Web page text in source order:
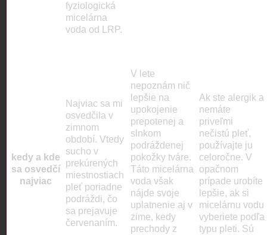
fyziologická
micelárna
voda od LRP.
kedy a kde
sa osvedčí
najviac
Najviac sa mi
osvedčila v
zimnom
období. Vtedy
sucho v
prekúrených
miestnostiach
pleť poriadne
podráždi, čo
sa prejavuje
červenaním.
V lete
nepoznám nič
lepšie na
upokojenie
prepotenej a
slnkom
podráždenej
pokožky tváre.
Táto micelárna
voda však
nájde svoje
uplatnenie aj v
zime, kedy
prechody z
Ak ste alergik a
nemáte
priveľmi
nečistú pleť,
používajte ju
celoročne. V
opačnom
prípade urobíte
lepšie, ak si
micelárnu vodu
vyberiete podľa
typu pleti. Sú